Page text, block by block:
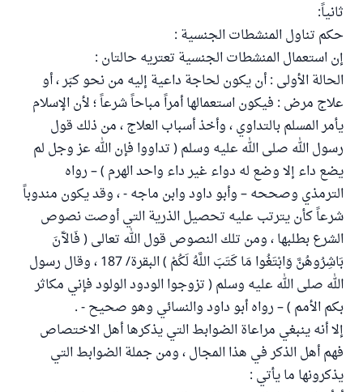
ثانياً:
حكم تناول المنشطات الجنسية :
إن استعمال المنشطات الجنسية تعتريه حالتان :
الحالة الأولى : أن يكون لحاجة داعية إليه من نحو كبَر ، أو
علاج مرض : فيكون استعمالها أمراً مباحاً شرعاً ؛ لأن الإسلام
يأمر المسلم بالتداوي ، وأخذ أسباب العلاج ، من ذلك قول
رسول الله صلى الله عليه وسلم ( تداووا فإن الله عز وجل لم
يضع داء إلا وضع له دواء غير داء واحد الهرم ) – رواه
الترمذي وصححه – وأبو داود وابن ماجه - ، وقد يكون مندوباً
شرعاً كأن يترتب عليه تحصيل الذرية التي أوصت نصوص
الشرع بطلبها ، ومن تلك النصوص قول الله تعالى ( فَالآَنَ
بَاشِرُوهُنَّ وَابْتَغُوا مَا كَتَبَ اللَّهُ لَكُمْ ) البقرة/ 187 ، وقال رسول
الله صلى الله عليه وسلم ( تزوجوا الودود الولود فإني مكاثر
بكم الأمم ) – رواه أبو داود والنسائي وهو صحيح - .
إلا أنه ينبغي مراعاة الضوابط التي يذكرها أهل الاختصاص
فهم أهل الذكر في هذا المجال ، ومن جملة الضوابط التي
يذكرونها ما يأتي :